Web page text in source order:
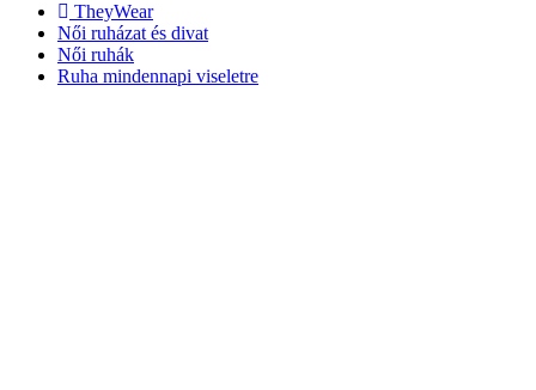
TheyWear
Női ruházat és divat
Női ruhák
Ruha mindennapi viseletre